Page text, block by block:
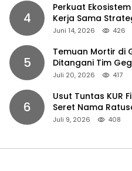
4
Perkuat
Kerja Sama
Juni 14, 2026 426
5
Temuan Mortir di
Ditangani Tim
Juli 20, 2026 417
6
Usut Tuntas KUR
Seret Nama
Juli 9, 2026 408